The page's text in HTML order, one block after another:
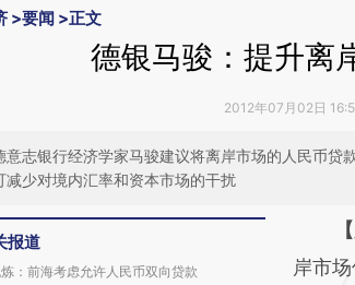
>要闻 >正文
德银马骏：提升离
2012年07月02日
意志银行经济学家马骏建议将离岸市场的人民币贷
减少对境内汇率和资本市场的干扰
报道
：前海考虑允许人民币双向贷款
请务
AI
岸市